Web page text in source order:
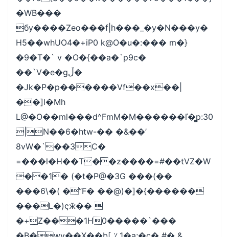
�WB���
бy����Zeo���f|h���_�y�N���y�
H5��whUO4�+iP0 k@O�u�:��� m�}
�9�T�` v �O�{��a�`p9c�
��`V�e�gڵ�
�Jk�P�p������Vf��x��|
��]l�Mh
L@�O��ml���d^FmM�M������ľ�͇p:30
|N��6�htw-�� �&��’
8vW�`��3C�
=���l�H��T��z����=#��tVZ�W
��1� (�t�P@�3G ���(��
���6\�( �”F� ��@)�]�{������
���L�)ςӂ�� 
�+Z���1H0�����`���